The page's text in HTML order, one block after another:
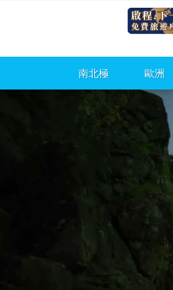
南北極 歐洲